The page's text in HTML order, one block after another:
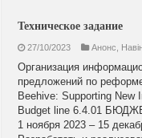
Техническое задание
27/10/2023 Анонс
Организация
предложений по
Beehive: Supporting New
Budget line 6.4.01
1 ноября 2023 – 15